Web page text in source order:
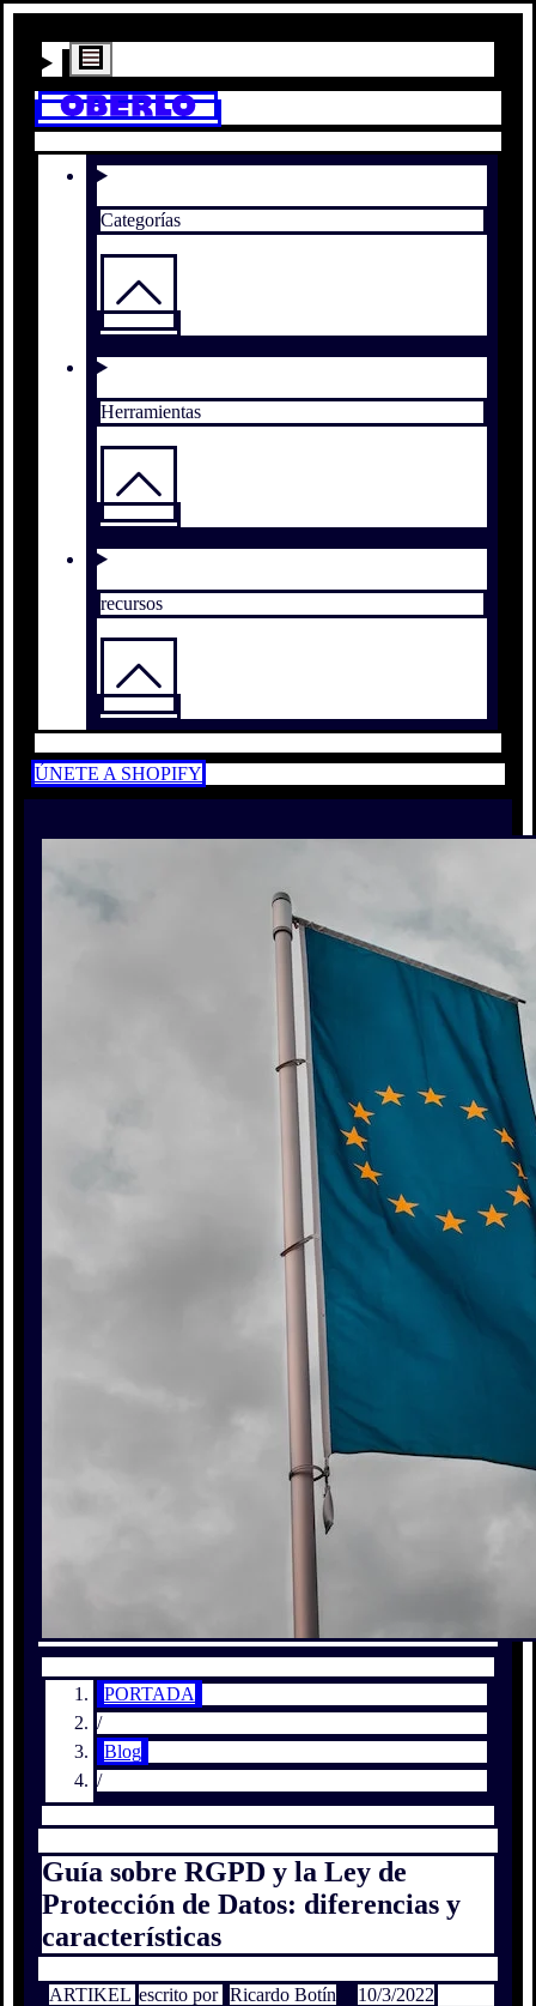
Categorías
Herramientas
recursos
ÚNETE A SHOPIFY
PORTADA
/
Blog
/
Guía sobre RGPD y la Ley de
Protección de Datos: diferencias y
características
ARTIKEL escrito por Ricardo Botín 10/3/2022